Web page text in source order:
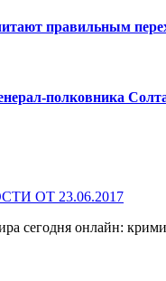
правильным
полковника
ОТ 23.06.2017
сегодня онлайн: